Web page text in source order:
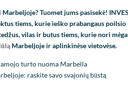
Tuomet jums pasisekė!
tiems, kurie ieško prabangaus
vilas ir butus tiems, kurie nori
Marbeljoje ir aplinkinėse vietovėse.
turto nuoma Marbella
raskite savo svajonių būstą